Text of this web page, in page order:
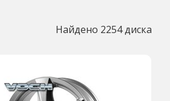
Найдено 2254 диска